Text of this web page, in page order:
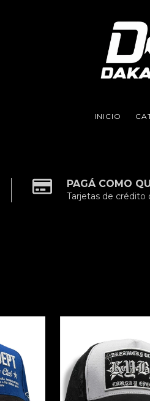
INICIO
PAGÁ COMO
Tarjetas de crédito